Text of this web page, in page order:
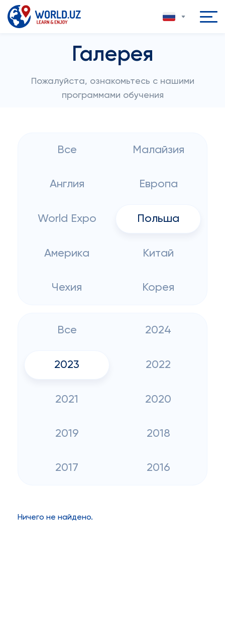
Галерея
Пожалуйста, ознакомьтесь с нашими
программами обучения
Все Малайзия
Англия Европа
World Expo Польша
Америка Китай
Чехия Корея
Все 2024
2023 2022
2021 2020
2019 2018
2017 2016
Ничего не найдено.